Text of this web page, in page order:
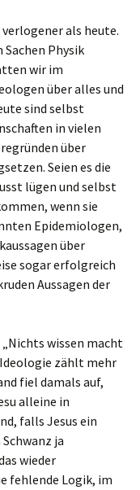
als heute.
Physik
wir im
über alles und
sind selbst
in vielen
über
Seien es die
lügen und selbst
wenn sie
Epidemiologen,
über
sogar erfolgreich
Aussagen der
wissen macht
Ideologie zählt mehr
fiel damals auf,
alleine in
falls Jesus ein
ja
wieder
fehlende Logik, im